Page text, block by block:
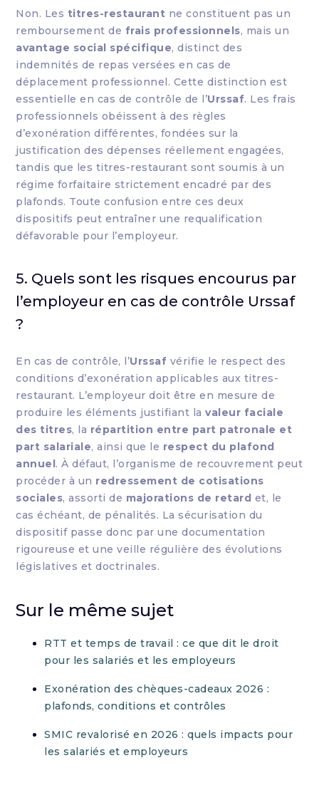
Non. Les titres-restaurant ne constituent pas un
remboursement de frais professionnels, mais un
avantage social spécifique, distinct des
indemnités de repas versées en cas de
déplacement professionnel. Cette distinction est
essentielle en cas de contrôle de l’Urssaf. Les frais
professionnels obéissent à des règles
d’exonération différentes, fondées sur la
justification des dépenses réellement engagées,
tandis que les titres-restaurant sont soumis à un
régime forfaitaire strictement encadré par des
plafonds. Toute confusion entre ces deux
dispositifs peut entraîner une requalification
défavorable pour l’employeur.
5. Quels sont les risques encourus par
l’employeur en cas de contrôle Urssaf
?
En cas de contrôle, l’Urssaf vérifie le respect des
conditions d’exonération applicables aux titres-
restaurant. L’employeur doit être en mesure de
produire les éléments justifiant lavaleur faciale
des titres, la répartition entre part patronale et
part salariale, ainsi que le respect du plafond
annuel. À défaut, l’organisme de recouvrement peut
procéder à un redressement de cotisations
sociales, assorti de majorations de retard et, le
cas échéant, de pénalités. La sécurisation du
dispositif passe donc par une documentation
rigoureuse et une veille régulière des évolutions
législatives et doctrinales.
Sur le même sujet
RTT et temps de travail : ce que dit le droit
pour les salariés et les employeurs
Exonération des chèques-cadeaux 2026 :
plafonds, conditions et contrôles
SMIC revalorisé en 2026 : quels impacts pour
les salariés et employeurs